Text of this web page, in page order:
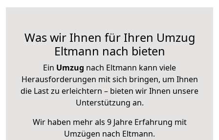
Was wir Ihnen für Ihren Umzug
Eltmann nach bieten
Ein Umzug nach Eltmann kann viele
Herausforderungen mit sich bringen, um Ihnen
die Last zu erleichtern – bieten wir Ihnen unsere
Unterstützung an.
Wir haben mehr als 9 Jahre Erfahrung mit
Umzügen nach Eltmann.